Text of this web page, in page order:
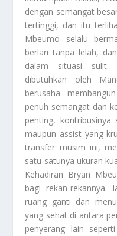
dengan semangat
tertinggi, dan itu
Mbeumo selalu
berlari tanpa lelah,
dalam situasi sulit.
dibutuhkan oleh
berusaha
penuh semangat dan
penting,
maupun assist yang
transfer musim ini,
satu-satunya ukuran
Kehadiran Bryan
bagi rekan-rekannya.
ruang ganti dan
yang sehat di antara
penyerang lain